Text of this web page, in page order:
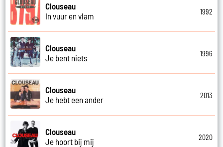
Clouseau
In vuur en vlam
1992
Clouseau
Je bent niets
1996
Clouseau
Je hebt een ander
2013
Clouseau
Je hoort bij mij
2020